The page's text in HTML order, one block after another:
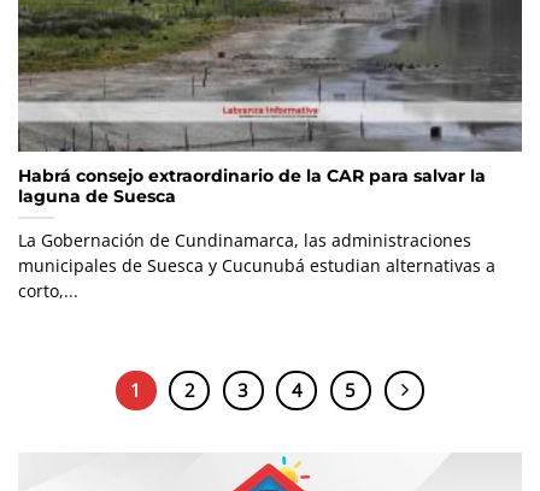
Habrá consejo extraordinario de la CAR para salvar la
laguna de Suesca
La Gobernación de Cundinamarca, las administraciones
municipales de Suesca y Cucunubá estudian alternativas a
corto,...
1 2 3 4 5